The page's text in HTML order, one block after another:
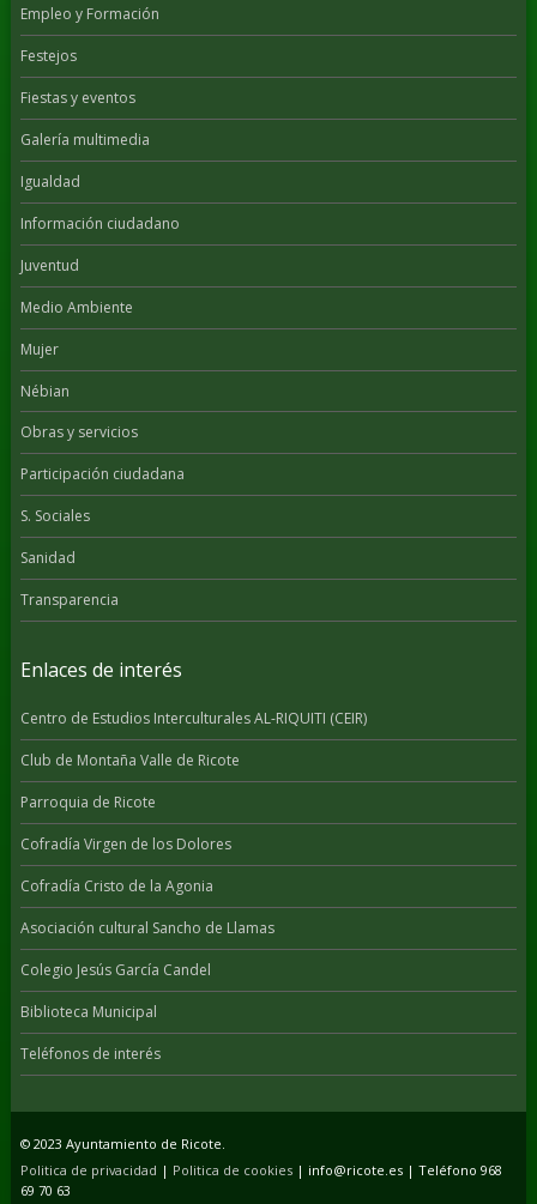
Empleo y Formación
Festejos
Fiestas y eventos
Galería multimedia
Igualdad
Información ciudadano
Juventud
Medio Ambiente
Mujer
Nébian
Obras y servicios
Participación ciudadana
S. Sociales
Sanidad
Transparencia
Enlaces de interés
Centro de Estudios Interculturales AL-RIQUITI (CEIR)
Club de Montaña Valle de Ricote
Parroquia de Ricote
Cofradía Virgen de los Dolores
Cofradía Cristo de la Agonia
Asociación cultural Sancho de Llamas
Colegio Jesús García Candel
Biblioteca Municipal
Teléfonos de interés
© 2023 Ayuntamiento de Ricote.
Politica de privacidad | Politica de cookies| info@ricote.es | Teléfono 968
69 70 63